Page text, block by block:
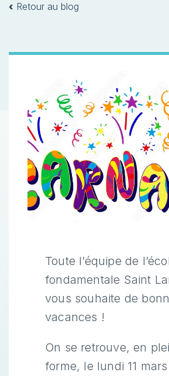
‹ Retour au blog
Toute l’équipe de
fondamentale Saint
vous souhaite de
vacances !
On se retrouve, en
forme, le lundi 11